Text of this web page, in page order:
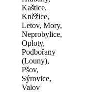
Kaštice,
Kněžice,
Letov, Mory,
Neprobylice,
Oploty,
Podbořany
(Louny),
Pšov,
Sýrovice,
Valov